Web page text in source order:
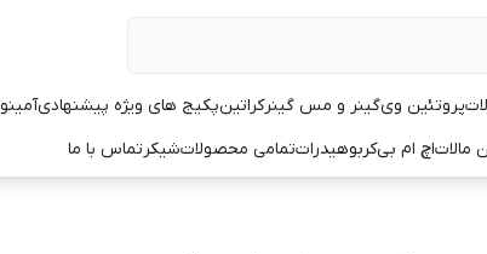
پروتئین ویگینر و مس گینرکراتینپکیج های ویژه پیشنهادیآمینو
مالاتاچ ام بیکربوهیدراتتمامی محصولاتشیکرتماس با ما